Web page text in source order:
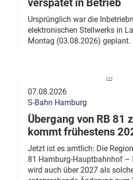
verspätet in Betrieb
Ursprünglich war die
elektronischen Stellwerks in
Montag (03.08.2026) geplant.
07.08.2026
S-Bahn Hamburg
Übergang von RB 81
kommt frühestens
Jetzt ist es amtlich: Die
81 Hamburg-Hauptbahnhof –
wird auch über 2027 als